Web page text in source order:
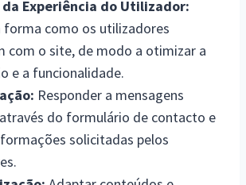
Experiência do Utilizador:
forma como os utilizadores
com o site, de modo a otimizar a
e a funcionalidade.
Responder a mensagens
do formulário de contacto e
solicitadas pelos